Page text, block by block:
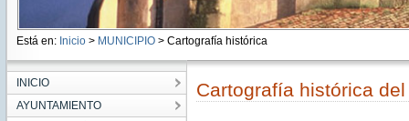
Está en: Inicio > MUNICIPIO> Cartografía histórica
INICIO
AYUNTAMIENTO
Cartografía histórica